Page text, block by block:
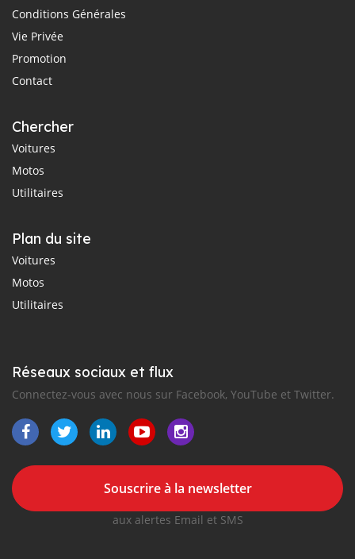
Conditions Générales
Vie Privée
Promotion
Contact
Chercher
Voitures
Motos
Utilitaires
Plan du site
Voitures
Motos
Utilitaires
Réseaux sociaux et flux
Connectez-vous avec nous sur Facebook, YouTube et Twitter.
Souscrire à la newsletter
aux alertes Email et SMS